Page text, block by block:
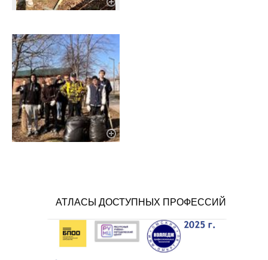
АТЛАСЫ ДОСТУПНЫХ ПРОФЕССИЙ